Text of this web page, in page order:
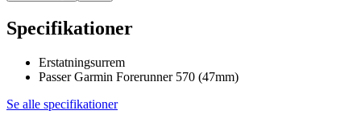
Specifikationer
Erstatningsurrem
Passer Garmin Forerunner 570 (47mm)
Se alle specifikationer